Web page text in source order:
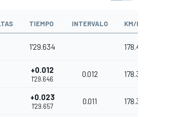
TIEMPO INTERVALO KM/H
1'29.634 178.405
+0.012
1'29.646
0.012 178.381
+0.023
1'29.657
0.011 178.359